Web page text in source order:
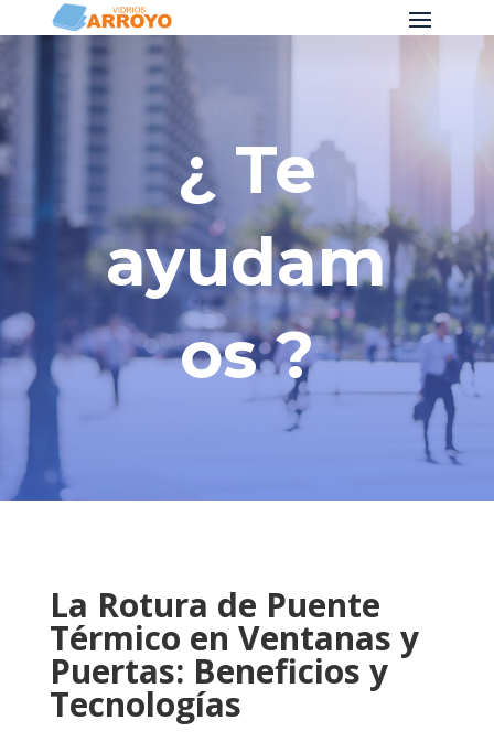
¿ Te
ayudam
os ?
La Rotura de Puente
Térmico en Ventanas y
Puertas: Beneficios y
Tecnologías